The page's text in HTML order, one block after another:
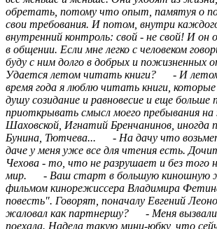
обретать, потому что опыт, памятуя о
свои требования. И потом, внутри
внутренний контроль: свой - не свой! И он
в общении. Если мне легко с человеком
буду с ним долго в добрых и
Удается летом читать книги? - И
время года я люблю читать книги,
душу созидание и равновесие и еще
приоткрывать смысл моего пребывания
Шаховской, Игнатий Бренчанинов, иногда
Бунина, Тютчева... - На дачу что
даче у меня уже все для чтения есть.
Чехова - то, что не разрушает и без того
мир. - Ваш старт в большую киношную
фильмом кинорежиссера Владимира
повесть". Говорят, поначалу Евгений
жаловал как партнершу? - Меня вызвали
поехала. Надела такую мини-юбку, что